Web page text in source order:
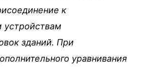
к
зданий. При
уравнивания